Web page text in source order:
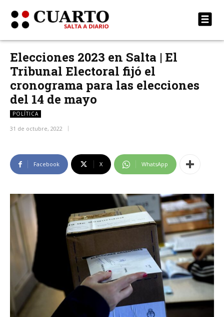
Elecciones 2023 en Salta | El
Tribunal Electoral fijó el
cronograma para las elecciones
del 14 de mayo
POLÍTICA
31 de octubre, 2022
Facebook X WhatsApp